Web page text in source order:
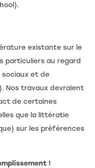
existante sur le
particuliers au regard
et de
Nos travaux devraient
de certaines
que la littératie
sur les préférences
!